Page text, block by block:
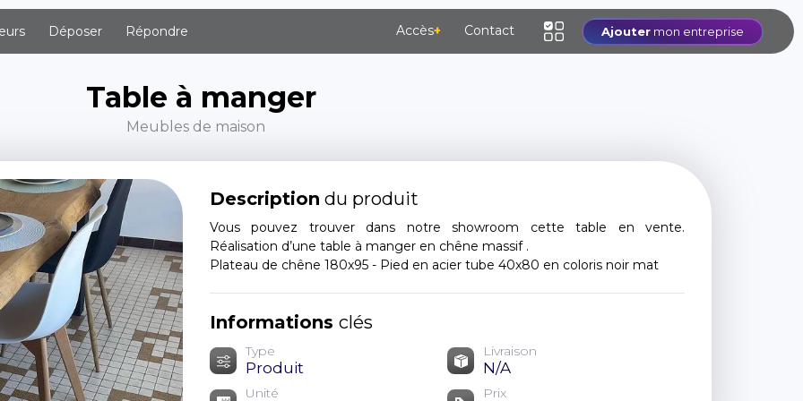
Déposer Répondre Accès+ Contact Ajouter mon entreprise
Table à manger
Meubles de maison
Description du produit
Vous pouvez trouver dans notre showroom cette table en vente.
Réalisation d’une table à manger en chêne massif .
Plateau de chêne 180x95 - Pied en acier tube 40x80 en coloris noir mat
Informations clés
Type
Produit
Livraison
N/A
Unité Prix